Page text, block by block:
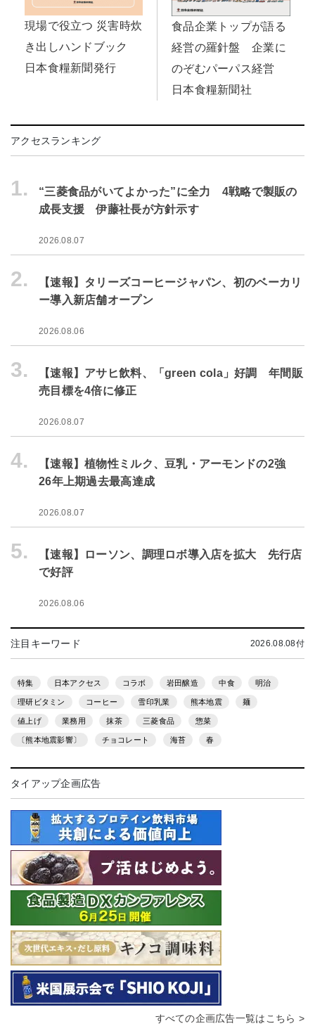
現場で役立つ 災害時炊
き出しハンドブック
日本食糧新聞発行
食品企業トップが語る
経営の羅針盤 企業に
のぞむパーパス経営
日本食糧新聞社
アクセスランキング
1.
“三菱食品がいてよかった”に全力 4戦略で製販の
成長支援 伊藤社長が方針示す
2026.08.07
2.
【速報】タリーズコーヒージャパン、初のベーカリ
ー導入新店舗オープン
2026.08.06
3.
【速報】アサヒ飲料、「green cola」好調 年間販
売目標を4倍に修正
2026.08.07
4.
【速報】植物性ミルク、豆乳・アーモンドの2強
26年上期過去最高達成
2026.08.07
5.
【速報】ローソン、調理ロボ導入店を拡大 先行店
で好評
2026.08.06
注目キーワード 2026.08.08付
特集 日本アクセス コラボ 岩田醸造 中食 明治
理研ビタミン コーヒー 雪印乳業 熊本地震 麺
値上げ 業務用 抹茶 三菱食品 惣菜
〔熊本地震影響〕 チョコレート 海苔 春
タイアップ企画広告
すべての企画広告一覧はこちら >